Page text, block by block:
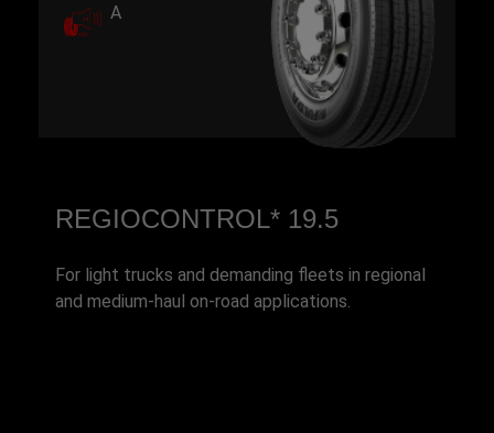
A
REGIOCONTROL* 19.5
For light trucks and demanding fleets in regional
and medium-haul on-road applications.